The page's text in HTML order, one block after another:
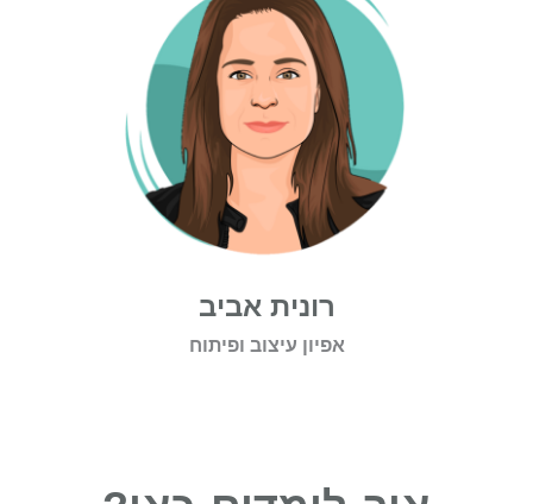
רונית אביב
אפיון עיצוב ופיתוח